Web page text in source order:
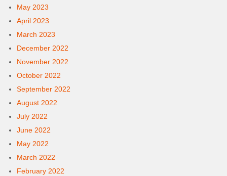
May 2023
April 2023
March 2023
December 2022
November 2022
October 2022
September 2022
August 2022
July 2022
June 2022
May 2022
March 2022
February 2022